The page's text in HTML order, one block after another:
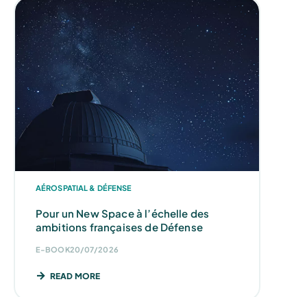
AÉROSPATIAL & DÉFENSE
Pour un New Space à l’échelle des
ambitions françaises de Défense
E-BOOK20/07/2026
READ MORE